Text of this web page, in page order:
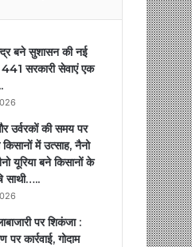
बने सुशासन की नई
सरकारी सेवाएं एक
उर्वरकों की समय पर
में उत्साह, नैनो
यूरिया बने किसानों के
साथी…..
पर शिकंजा :
कार्रवाई, गोदाम